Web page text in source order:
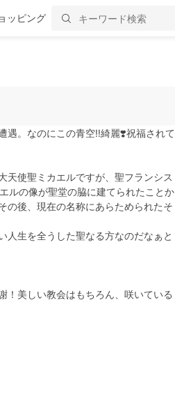
ッピング
遇。なのにこの青空‼️綺麗❣️祝福されて
天使聖ミカエルですが、聖フランシス
ルの像が聖堂の脇に建てられたことか
の後、現在の名称にあらためられたそ
人生を全うした聖なる方なのだなぁと
！美しい教会はもちろん、咲いている